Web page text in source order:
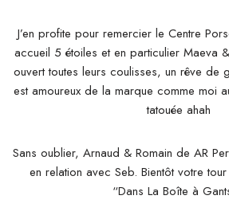
J’en profite pour remercier le Centre
accueil 5 étoiles et en particulier Maeva
ouvert toutes leurs coulisses, un rêve de
est amoureux de la marque comme moi
tatouée ahah
Sans oublier, Arnaud & Romain de AR
en relation avec Seb. Bientôt votre
“Dans La Boîte à